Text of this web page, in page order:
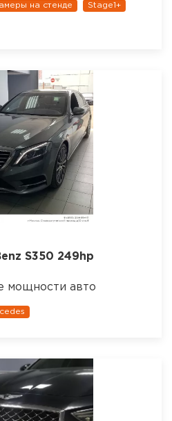
на стенде Stage1+
S350 249hp
мощности авто